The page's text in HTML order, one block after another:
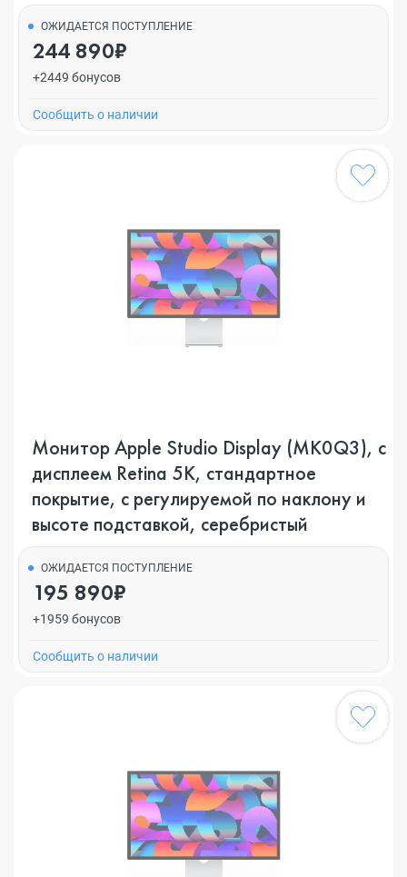
ОЖИДАЕТСЯ ПОСТУПЛЕНИЕ
244 890₽
+2449 бонусов
Cообщить о наличии
Монитор Apple Studio Display (MK0Q3), с
дисплеем Retina 5K, стандартное
покрытие, с регулируемой по наклону и
высоте подставкой, серебристый
ОЖИДАЕТСЯ ПОСТУПЛЕНИЕ
195 890₽
+1959 бонусов
Cообщить о наличии